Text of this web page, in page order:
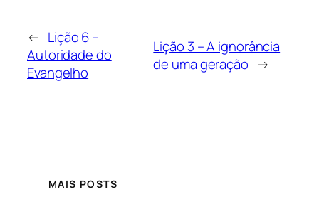
← Lição 6 –
Autoridade do
Evangelho
Lição 3 – A ignorância
de uma geração →
MAIS POSTS